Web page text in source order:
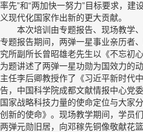
率先”和“两加快一努力”目标要求，建
义现代化国家作出新的更大贡献。
本次培训由专题报告、现场教学、
专题报告期间，两弹一星事业亲历者
究所副所长曾昭雄老先生以《不忘初
为题讲述了两弹一星功勋为国效力的
主任李后卿教授作了《习近平新时代
告，中国科学院成都文献情报中心党
国家战略科技力量的使命定位与大家
创新的使命》。现场教学期间，学员
两弹元勋旧居，向邓稼先铜像敬献花